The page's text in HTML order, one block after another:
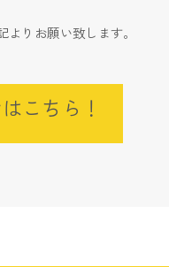
りお願い致します。
こちら！